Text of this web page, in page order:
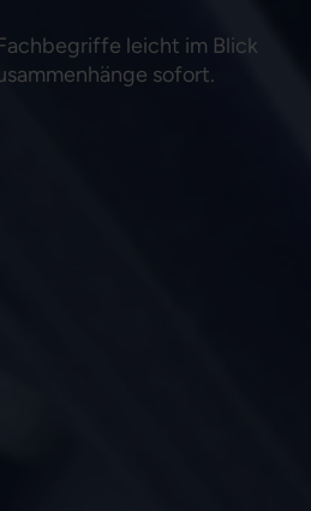
leicht im Blick
sofort.